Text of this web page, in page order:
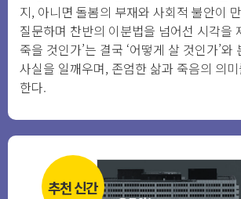
지, 아니면 돌봄의 부재와 사회적 불안이
질문하며 찬반의 이분법을 넘어선 시각을
죽을 것인가’는 결국 ‘어떻게 살 것인가’와
사실을 일깨우며, 존엄한 삶과 죽음의 의
한다.
추천 신간